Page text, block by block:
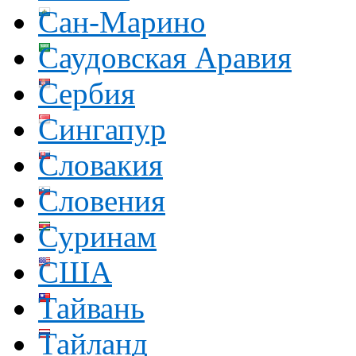
Сан-Марино
Саудовская Аравия
Сербия
Сингапур
Словакия
Словения
Суринам
США
Тайвань
Тайланд